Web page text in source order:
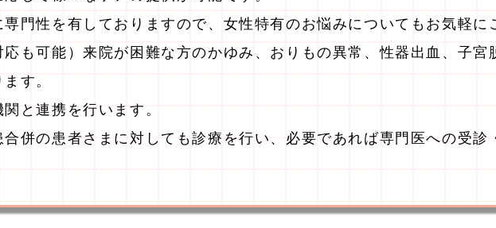
専門性を有しておりますので、女性特有のお悩みについてもお気軽
応も可能）来院が困難な方のかゆみ、おりもの異常、性器出血、子
す。
と連携を行います。
合併の患者さまに対しても診療を行い、必要であれば専門医への受